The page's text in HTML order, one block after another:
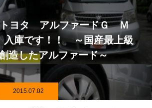
報
ヨタ アルファードＧ Ｍ
庫です！！ ～国産最上級
造したアルファード～
2015.07.02